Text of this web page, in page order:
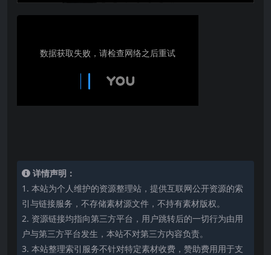
详情声明：
1. 本站为个人维护的资源整理站，提供互联网公开资源的索
引与链接服务，不存储素材源文件，不持有素材版权。
2. 资源链接均指向第三方平台，用户跳转后的一切行为由用
户与第三方平台发生，本站不对第三方内容负责。
3. 本站整理索引服务不针对特定素材收费，赞助费用用于支